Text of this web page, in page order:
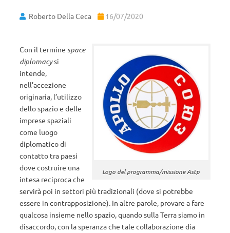
Roberto Della Ceca 16/07/2020
Logo del programma/missione Astp
Con il termine space
diplomacysi
intende,
nell’accezione
originaria, l’utilizzo
dello spazio e delle
imprese spaziali
come luogo
diplomatico di
contatto tra paesi
dove costruire una
intesa reciproca che
servirà poi in settori più tradizionali (dove si potrebbe
essere in contrapposizione). In altre parole, provare a fare
qualcosa insieme nello spazio, quando sulla Terra siamo in
disaccordo, con la speranza che tale collaborazione dia